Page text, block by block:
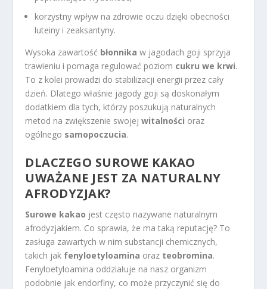
korzystny wpływ na zdrowie oczu dzięki obecności
luteiny i zeaksantyny.
Wysoka zawartość błonnika w jagodach goji sprzyja
trawieniu i pomaga regulować poziom cukru we krwi.
To z kolei prowadzi do stabilizacji energii przez cały
dzień. Dlatego właśnie jagody goji są doskonałym
dodatkiem dla tych, którzy poszukują naturalnych
metod na zwiększenie swojejwitalności oraz
ogólnego samopoczucia.
DLACZEGO SUROWE KAKAO
UWAŻANE JEST ZA NATURALNY
AFRODYZJAK?
Surowe kakao jest często nazywane naturalnym
afrodyzjakiem. Co sprawia, że ma taką reputację? To
zasługa zawartych w nim substancji chemicznych,
takich jak fenyloetyloamina oraz teobromina.
Fenyloetyloamina oddziałuje na nasz organizm
podobnie jak endorfiny, co może przyczynić się do